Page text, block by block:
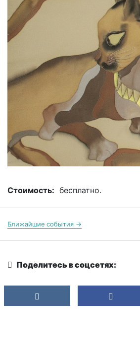
Стоимость: бесплатно.
Ближайшие события →
Поделитесь в соцсетях: